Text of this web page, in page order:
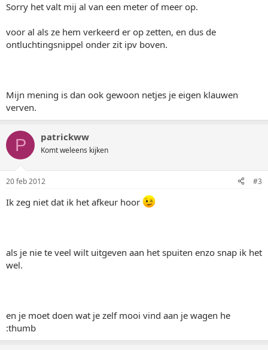
Sorry het valt mij al van een meter of meer op.
voor al als ze hem verkeerd er op zetten, en dus de
ontluchtingsnippel onder zit ipv boven.
Mijn mening is dan ook gewoon netjes je eigen klauwen
verven.
P patrickww
Komt weleens kijken
20 feb 2012 #3
Ik zeg niet dat ik het afkeur hoor
als je nie te veel wilt uitgeven aan het spuiten enzo snap ik het
wel.
en je moet doen wat je zelf mooi vind aan je wagen he
:thumb